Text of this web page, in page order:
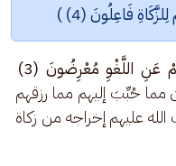
فَاعِلُونَ (4) )
(وَالَّذِينَ هُمْ عَنِ اللَّغْوِ مُعْرِضُونَ (3)
حُبِّبَ إليهم مما رزقهم
عليهم إخراجه من زكاة